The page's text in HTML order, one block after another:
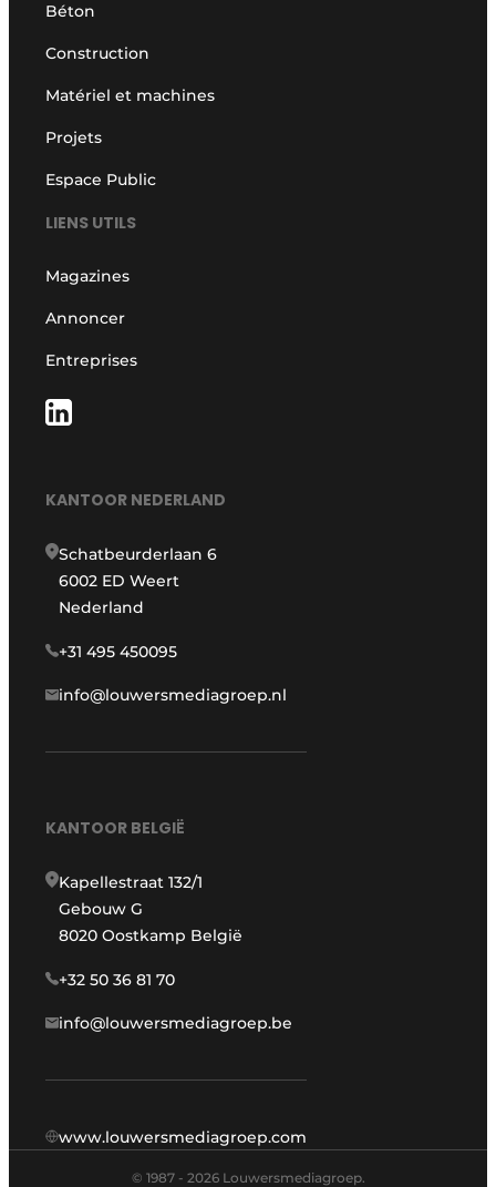
Béton
Construction
Matériel et machines
Projets
Espace Public
LIENS UTILS
Magazines
Annoncer
Entreprises
KANTOOR NEDERLAND
Schatbeurderlaan 6
6002 ED Weert
Nederland
+31 495 450095
info@louwersmediagroep.nl
KANTOOR BELGIË
Kapellestraat 132/1
Gebouw G
8020 Oostkamp België
+32 50 36 81 70
info@louwersmediagroep.be
www.louwersmediagroep.com
© 1987 - 2026 Louwersmediagroep.